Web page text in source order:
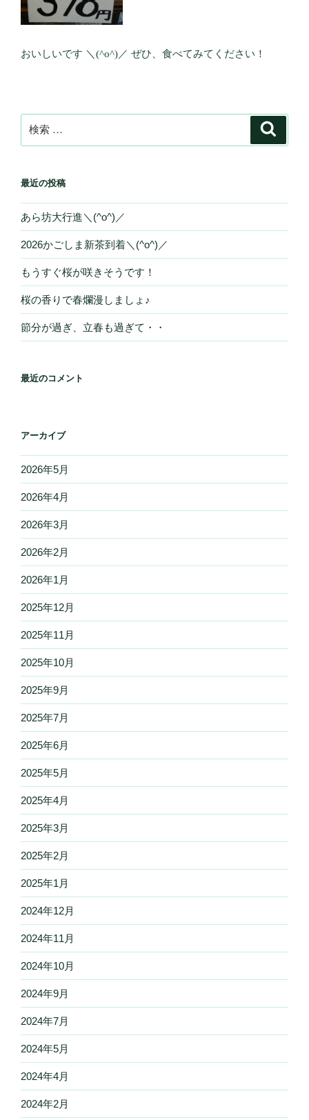
おいしいです ＼(^o^)／ ぜひ、食べてみてください！
検
索:
最近の投稿
あら坊大行進＼(^o^)／
2026かごしま新茶到着＼(^o^)／
もうすぐ桜が咲きそうです！
桜の香りで春爛漫しましょ♪
節分が過ぎ、立春も過ぎて・・
最近のコメント
アーカイブ
2026年5月
2026年4月
2026年3月
2026年2月
2026年1月
2025年12月
2025年11月
2025年10月
2025年9月
2025年7月
2025年6月
2025年5月
2025年4月
2025年3月
2025年2月
2025年1月
2024年12月
2024年11月
2024年10月
2024年9月
2024年7月
2024年5月
2024年4月
2024年2月